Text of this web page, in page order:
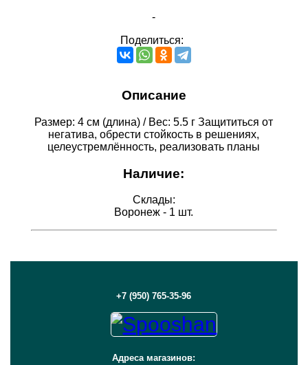
-
Поделиться:
Описание
Размер: 4 см (длина) / Вес: 5.5 г Защититься от
негатива, обрести стойкость в решениях,
целеустремлённость, реализовать планы
Наличие:
Склады:
Воронеж - 1 шт.
+7 (950) 765-35-96
Адреса магазинов: